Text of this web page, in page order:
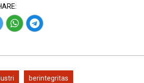
berintegritas